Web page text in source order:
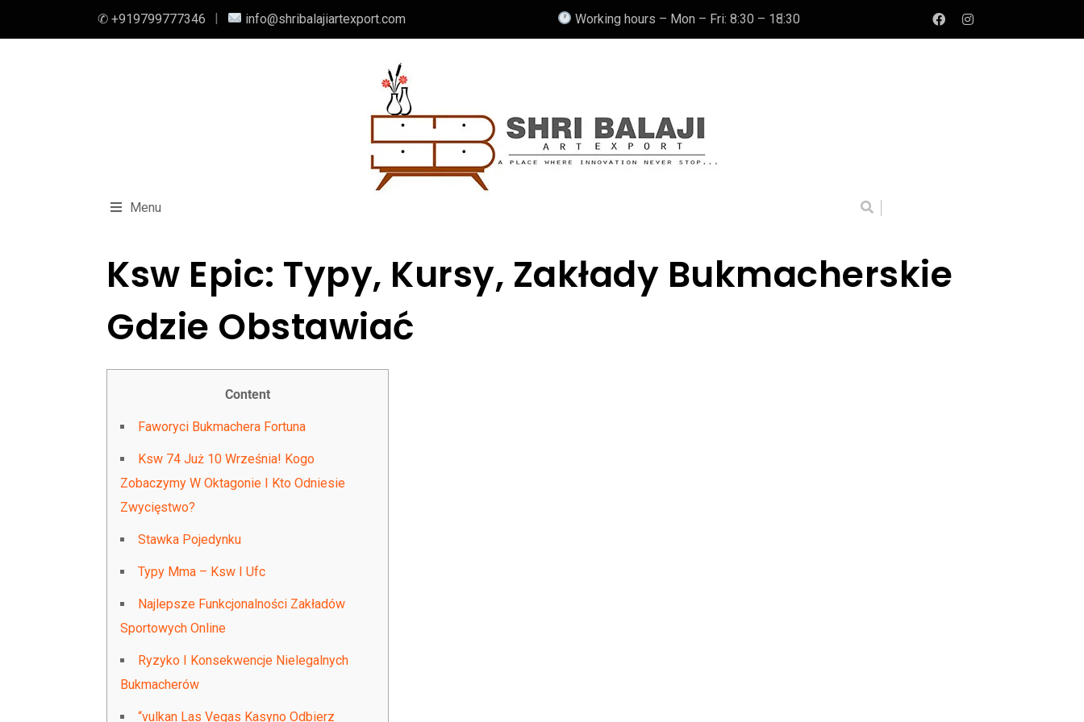
✆ +919799777346 info@shribalajiartexport.com Working hours – Mon – Fri: 8:30 – 18:30
Menu
Ksw Epic: Typy, Kursy, Zakłady Bukmacherskie
Gdzie Obstawiać
Content
Faworyci Bukmachera Fortuna
Ksw 74 Już 10 Września! Kogo
Zobaczymy W Oktagonie I Kto Odniesie
Zwycięstwo?
Stawka Pojedynku
Typy Mma – Ksw I Ufc
Najlepsze Funkcjonalności Zakładów
Sportowych Online
Ryzyko I Konsekwencje Nielegalnych
Bukmacherów
“vulkan Las Vegas Kasyno Odbierz